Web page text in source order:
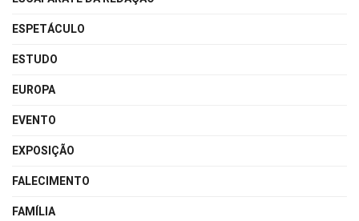
ESPETÁCULO
ESTUDO
EUROPA
EVENTO
EXPOSIÇÃO
FALECIMENTO
FAMÍLIA